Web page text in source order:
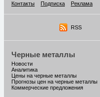
Контакты
Подписка Реклама
RSS
Черные металлы
Новости
Аналитика
Цены на черные металлы
Прогнозы цен на черные металлы
Коммерческие предложения